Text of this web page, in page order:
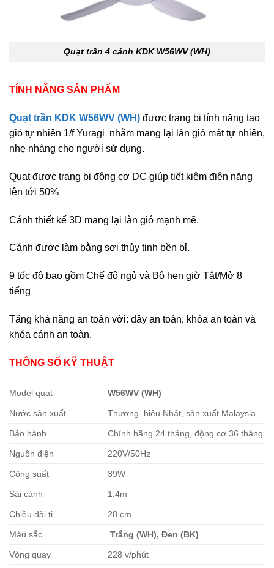
Quạt trần 4 cánh KDK W56WV (WH)
TÍNH NĂNG SẢN PHẨM
Quạt trần KDK W56WV (WH) được trang bị tính năng tạo
gió tự nhiên 1/f Yuragi nhằm mang lại làn gió mát tự nhiên,
nhẹ nhàng cho người sử dụng.
Quạt được trang bị động cơ DC giúp tiết kiệm điện năng
lên tới 50%
Cánh thiết kế 3D mang lại làn gió mạnh mẽ.
Cánh được làm bằng sợi thủy tinh bền bỉ.
9 tốc độ bao gồm Chế độ ngủ và Bộ hẹn giờ Tắt/Mở 8
tiếng
Tăng khả năng an toàn với: dây an toàn, khóa an toàn và
khóa cánh an toàn.
THÔNG SỐ KỸ THUẬT
Model quạt W56WV (WH)
Nước sản xuất Thương hiệu Nhật, sản xuất Malaysia
Bảo hành Chính hãng 24 tháng, động cơ 36 tháng
Nguồn điện 220V/50Hz
Công suất 39W
Sải cánh 1.4m
Chiều dài ti 28 cm
Màu sắc Trắng (WH), Đen (BK)
Vòng quay 228 v/phút